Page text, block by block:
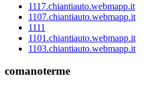
1117.chiantiauto.webmapp.it
1107.chiantiauto.webmapp.it
1111
1101.chiantiauto.webmapp.it
1103.chiantiauto.webmapp.it
comanoterme